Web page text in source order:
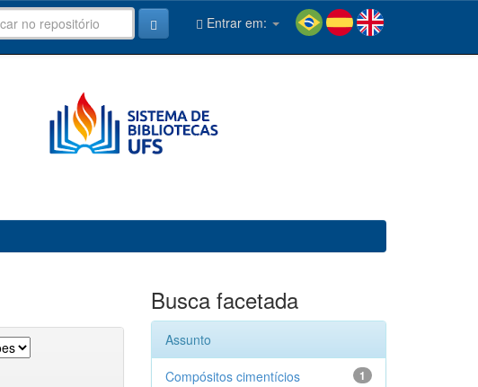
Entrar em:
Busca facetada
Assunto
1
Compósitos cimentícios